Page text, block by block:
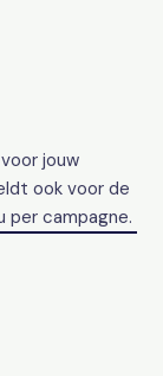
jouw
ook voor de
per campagne.